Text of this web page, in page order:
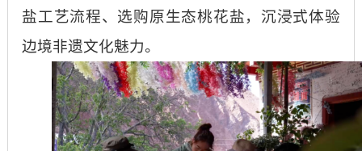
盐工艺流程、选购原生态桃花盐，沉浸式体验
边境非遗文化魅力。